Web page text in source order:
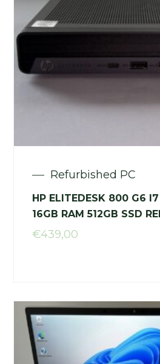
Refurbished PC
HP ELITEDESK 800 G6 I7
16GB RAM 512GB SSD
€439,00